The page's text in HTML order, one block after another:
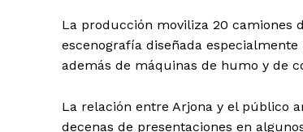
La producción moviliza 20 camiones
escenografía diseñada
además de máquinas de humo y de
La relación entre Arjona y el público
decenas de presentaciones en